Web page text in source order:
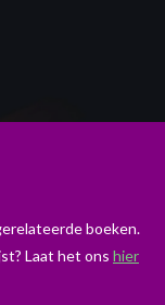
boeken.
Laat het ons hier